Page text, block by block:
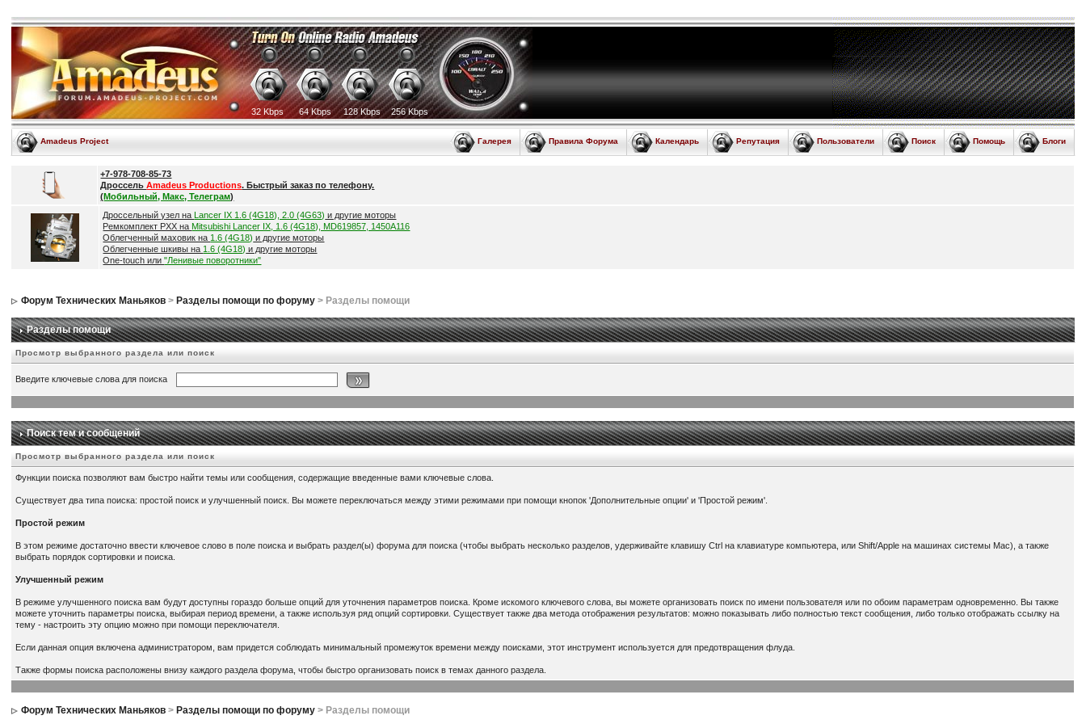
32 Kbps 64 Kbps 128 Kbps 256 Kbps
Amadeus Project Блоги
Помощь
Поиск
Пользователи
Репутация
Календарь
Правила Форума
Галерея
+7-978-708-85-73
ДроссельAmadeus Productions. Быстрый заказ по телефону.
(Мобильный, Макс, Телеграм)
Дроссельный узел на Lancer IX 1.6 (4G18), 2.0 (4G63) и другие моторы
Ремкомплект РХХ на Mitsubishi Lancer IX, 1.6 (4G18), MD619857, 1450A116
Облегченный маховик на 1.6 (4G18) и другие моторы
Облегченные шкивы на 1.6 (4G18) и другие моторы
One-touch или"Ленивые поворотники"
Форум Технических Маньяков > Разделы помощи по форуму > Разделы помощи
Разделы помощи
Просмотр выбранного раздела или поиск
Введите ключевые слова для поиска
Поиск тем и сообщений
Просмотр выбранного раздела или поиск
Функции поиска позволяют вам быстро найти темы или сообщения, содержащие введенные вами ключевые слова.
Существует два типа поиска: простой поиск и улучшенный поиск. Вы можете переключаться между этими режимами при помощи кнопок 'Дополнительные опции' и 'Простой режим'.
Простой режим
В этом режиме достаточно ввести ключевое слово в поле поиска и выбрать раздел(ы) форума для поиска (чтобы выбрать несколько разделов, удерживайте клавишу Ctrl на клавиатуре компьютера, или Shift/Apple на машинах системы Mac), а также
выбрать порядок сортировки и поиска.
Улучшенный режим
В режиме улучшенного поиска вам будут доступны гораздо больше опций для уточнения параметров поиска. Кроме искомого ключевого слова, вы можете организовать поиск по имени пользователя или по обоим параметрам одновременно. Вы также
можете уточнить параметры поиска, выбирая период времени, а также используя ряд опций сортировки. Существует также два метода отображения результатов: можно показывать либо полностью текст сообщения, либо только отображать ссылку на
тему - настроить эту опцию можно при помощи переключателя.
Если данная опция включена администратором, вам придется соблюдать минимальный промежуток времени между поисками, этот инструмент используется для предотвращения флуда.
Также формы поиска расположены внизу каждого раздела форума, чтобы быстро организовать поиск в темах данного раздела.
Форум Технических Маньяков > Разделы помощи по форуму > Разделы помощи